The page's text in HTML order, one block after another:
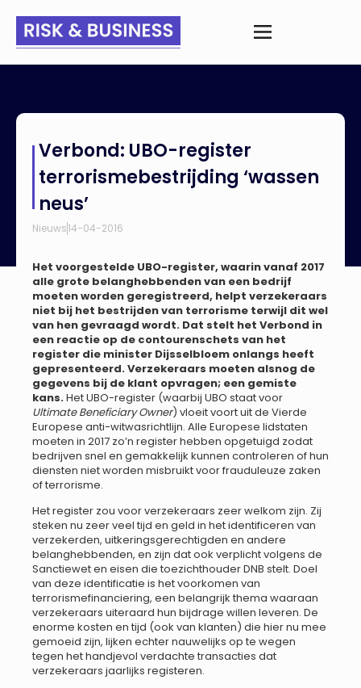
‘wassen neus’
Verbond: UBO-register
terrorismebestrijding ‘wassen
neus’
Nieuws14-04-2016
Het voorgestelde UBO-register, waarin vanaf 2017
alle grote belanghebbenden van een bedrijf
moeten worden geregistreerd, helpt verzekeraars
niet bij het bestrijden van terrorisme terwijl dit wel
van hen gevraagd wordt. Dat stelt het Verbond in
een reactie op de contourenschets van het
register die minister Dijsselbloem onlangs heeft
gepresenteerd. Verzekeraars moeten alsnog de
gegevens bij de klant opvragen; een gemiste
kans.Het UBO-register (waarbij UBO staat voor
Ultimate Beneficiary Owner) vloeit voort uit de Vierde
Europese anti-witwasrichtlijn. Alle Europese lidstaten
moeten in 2017 zo’n register hebben opgetuigd zodat
bedrijven snel en gemakkelijk kunnen controleren of hun
diensten niet worden misbruikt voor frauduleuze zaken
of terrorisme.
Het register zou voor verzekeraars zeer welkom zijn. Zij
steken nu zeer veel tijd en geld in het identificeren van
verzekerden, uitkeringsgerechtigden en andere
belanghebbenden, en zijn dat ook verplicht volgens de
Sanctiewet en eisen die toezichthouder DNB stelt. Doel
van deze identificatie is het voorkomen van
terrorismefinanciering, een belangrijk thema waaraan
verzekeraars uiteraard hun bijdrage willen leveren. De
enorme kosten en tijd (ook van klanten) die hier nu mee
gemoeid zijn, lijken echter nauwelijks op te wegen
tegen het handjevol verdachte transacties dat
verzekeraars jaarlijks registeren.